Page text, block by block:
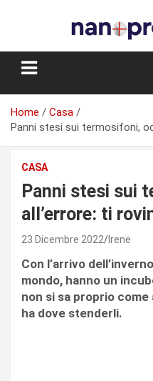
Storie e facce di una città
Home
Casa
Panni stesi sui termosifoni,
CASA
Panni stesi sui
all’errore: ti
23 Dicembre 2022 Irene
Con l’arrivo
mondo, hanno un
non si sa proprio
ha dove stenderli.